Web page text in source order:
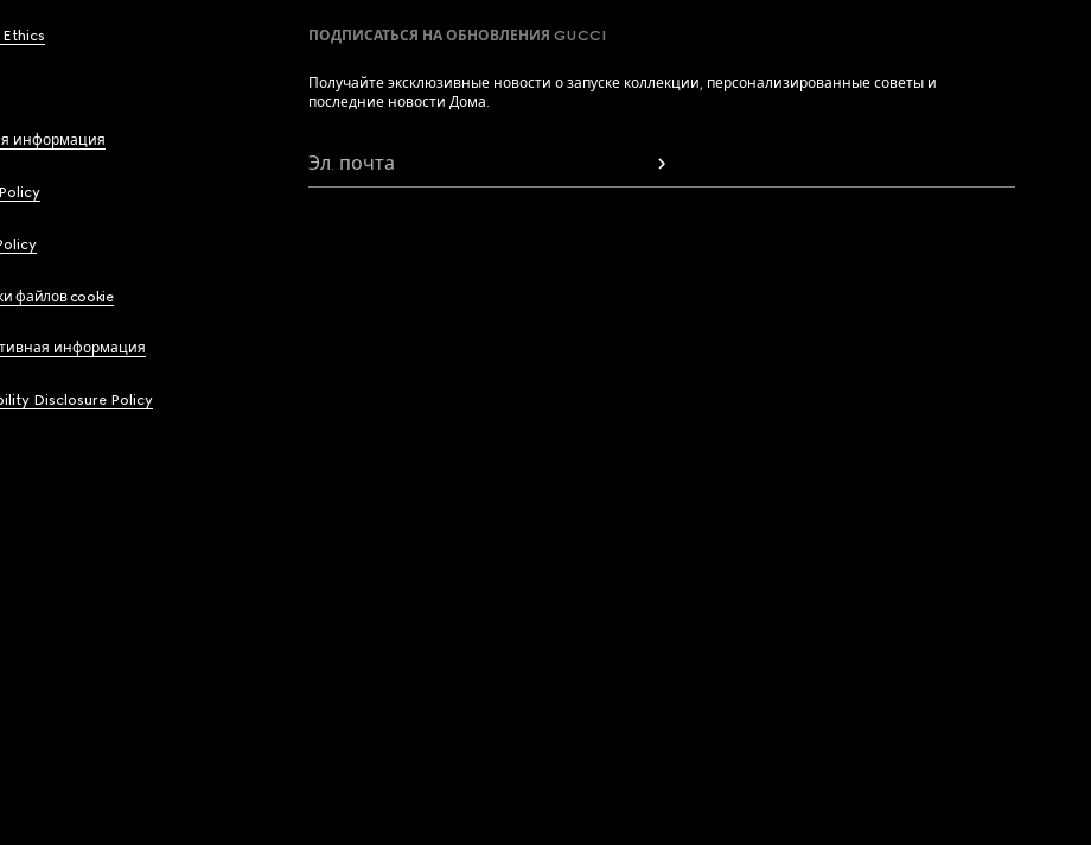
информация
файлов cookie
информация
Disclosure Policy
ПОДПИСАТЬСЯ НА ОБНОВЛЕНИЯ GUCCI
Получайте эксклюзивные новости о запуске коллекции, персонализированные советы и
последние новости Дома.
Эл. почта